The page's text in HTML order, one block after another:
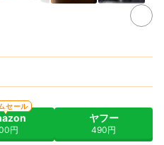
円
セール
ヤフー
490円